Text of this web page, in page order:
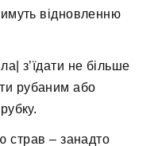
відновленню
з’їдати не більше
рубаним або
страв – занадто